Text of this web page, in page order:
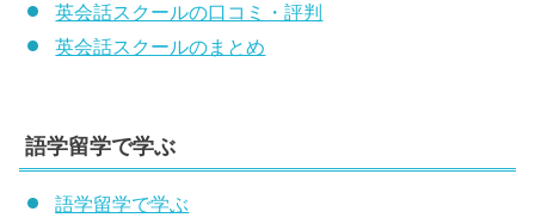
英会話スクールの口コミ・評判
英会話スクールのまとめ
語学留学で学ぶ
語学留学で学ぶ